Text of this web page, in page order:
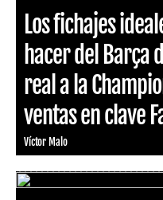
Los fichajes
hacer del Barça
real a la
ventas en clave
Víctor Malo